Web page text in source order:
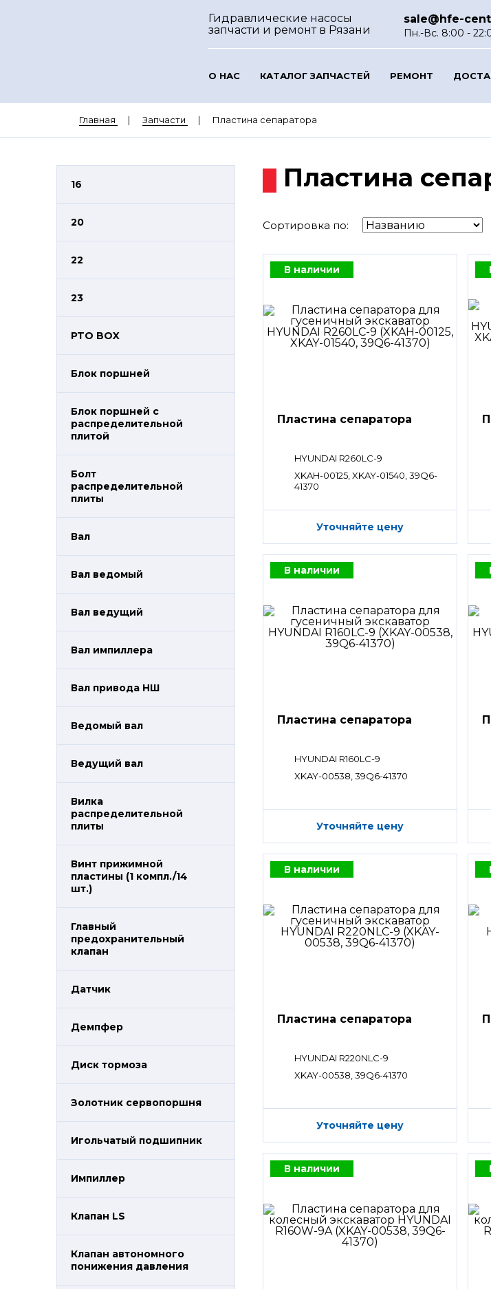
Гидравлические насосы
запчасти и ремонт в Рязани
sale@hfe-
Пн.-Вс. 8:00 -
О НАС КАТАЛОГ ЗАПЧАСТЕЙ РЕМОНТ
Главная Запчасти Пластина сепаратора
16
20
22
23
PTO BOX
Блок поршней
Блок поршней c
распределительной
плитой
Болт
распределительной
плиты
Вал
Вал ведомый
Вал ведущий
Вал импиллера
Вал привода НШ
Ведомый вал
Ведущий вал
Вилка
распределительной
плиты
Винт прижимной
пластины (1 компл./14
шт.)
Главный
предохранительный
клапан
Датчик
Демпфер
Диск тормоза
Золотник сервопоршня
Игольчатый подшипник
Импиллер
Клапан LS
Клапан автономного
понижения давления
Пластина
Сортировка по:
В наличии
Пластина сепаратора
HYUNDAI R260LC-9
XKAH-00125, XKAY-01540, 39Q6-
41370
Уточняйте цену
В наличии
Пластина сепаратора
HYUNDAI R160LC-9
XKAY-00538, 39Q6-41370
Уточняйте цену
В наличии
Пластина сепаратора
HYUNDAI R220NLC-9
XKAY-00538, 39Q6-41370
Уточняйте цену
В наличии